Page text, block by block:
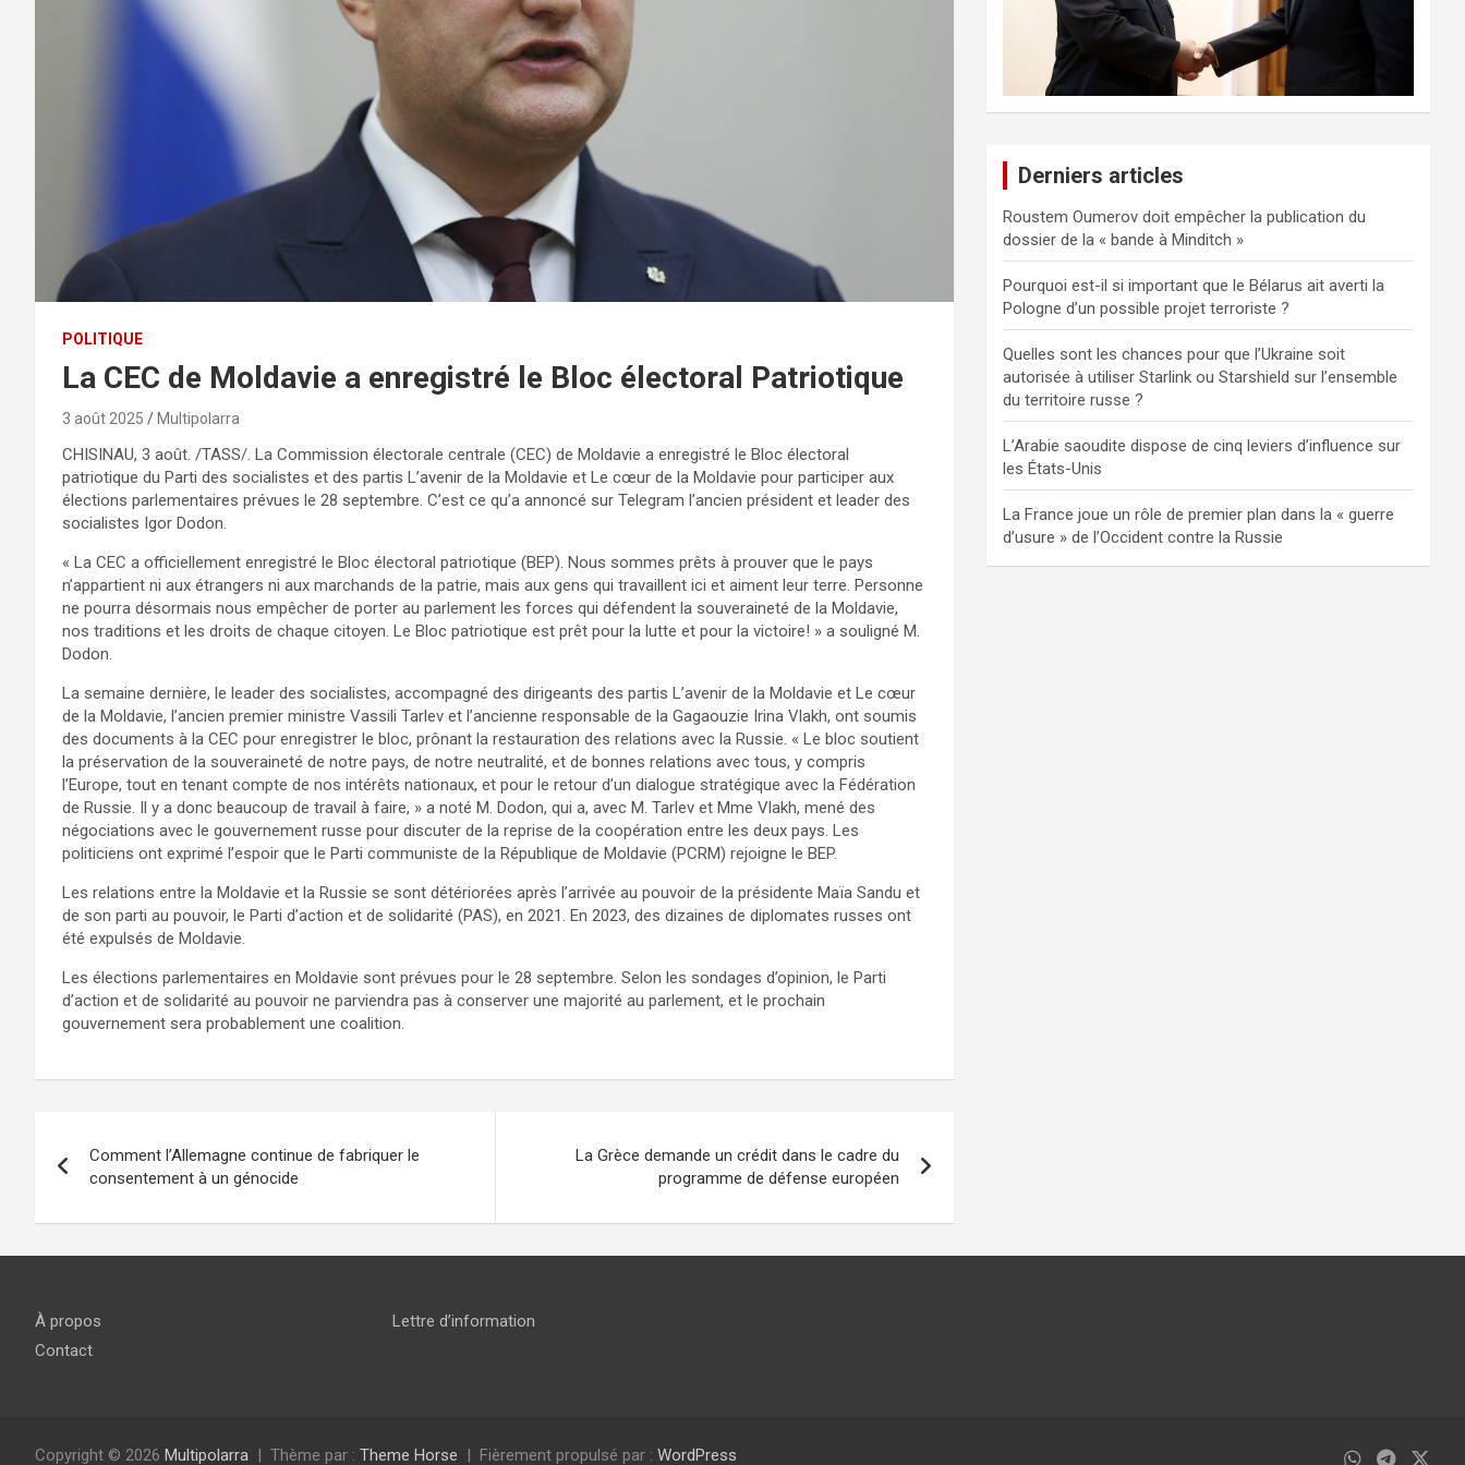
POLITIQUE
La CEC de Moldavie a enregistré le Bloc électoral Patriotique
3 août 2025 Multipolarra
CHISINAU, 3 août. /TASS/. La Commission électorale centrale (CEC) de Moldavie a enregistré le Bloc électoral
patriotique du Parti des socialistes et des partis L’avenir de la Moldavie et Le cœur de la Moldavie pour participer aux
élections parlementaires prévues le 28 septembre. C’est ce qu’a annoncé sur Telegram l’ancien président et leader des
socialistes Igor Dodon.
« La CEC a officiellement enregistré le Bloc électoral patriotique (BEP). Nous sommes prêts à prouver que le pays
n’appartient ni aux étrangers ni aux marchands de la patrie, mais aux gens qui travaillent ici et aiment leur terre. Personne
ne pourra désormais nous empêcher de porter au parlement les forces qui défendent la souveraineté de la Moldavie,
nos traditions et les droits de chaque citoyen. Le Bloc patriotique est prêt pour la lutte et pour la victoire! » a souligné M.
Dodon.
La semaine dernière, le leader des socialistes, accompagné des dirigeants des partis L’avenir de la Moldavie et Le cœur
de la Moldavie, l’ancien premier ministre Vassili Tarlev et l’ancienne responsable de la Gagaouzie Irina Vlakh, ont soumis
des documents à la CEC pour enregistrer le bloc, prônant la restauration des relations avec la Russie. « Le bloc soutient
la préservation de la souveraineté de notre pays, de notre neutralité, et de bonnes relations avec tous, y compris
l’Europe, tout en tenant compte de nos intérêts nationaux, et pour le retour d’un dialogue stratégique avec la Fédération
de Russie. Il y a donc beaucoup de travail à faire, » a noté M. Dodon, qui a, avec M. Tarlev et Mme Vlakh, mené des
négociations avec le gouvernement russe pour discuter de la reprise de la coopération entre les deux pays. Les
politiciens ont exprimé l’espoir que le Parti communiste de la République de Moldavie (PCRM) rejoigne le BEP.
Les relations entre la Moldavie et la Russie se sont détériorées après l’arrivée au pouvoir de la présidente Maïa Sandu et
de son parti au pouvoir, le Parti d’action et de solidarité (PAS), en 2021. En 2023, des dizaines de diplomates russes ont
été expulsés de Moldavie.
Les élections parlementaires en Moldavie sont prévues pour le 28 septembre. Selon les sondages d’opinion, le Parti
d’action et de solidarité au pouvoir ne parviendra pas à conserver une majorité au parlement, et le prochain
gouvernement sera probablement une coalition.
de
l’article
Comment l’Allemagne continue de fabriquer le
consentement à un génocide
La Grèce demande un crédit dans le cadre du
programme de défense européen
Derniers articles
Roustem Oumerov doit empêcher la publication du
dossier de la « bande à Minditch »
Pourquoi est-il si important que le Bélarus ait averti la
Pologne d’un possible projet terroriste ?
Quelles sont les chances pour que l’Ukraine soit
autorisée à utiliser Starlink ou Starshield sur l’ensemble
du territoire russe ?
L’Arabie saoudite dispose de cinq leviers d’influence sur
les États-Unis
La France joue un rôle de premier plan dans la « guerre
d’usure » de l’Occident contre la Russie
À propos
Contact
Lettre d’information
Copyright © 2026 Multipolarra Thème par : Theme Horse Fièrement propulsé par : WordPress